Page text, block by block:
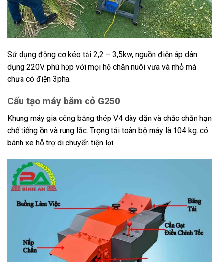
Sử dụng động cơ kéo tải 2,2 – 3,5kw, nguồn điện áp dân
dụng 220V, phù hợp với mọi hộ chăn nuôi vừa và nhỏ mà
chưa có điện 3pha.
Cấu tạo máy băm cỏ G250
Khung máy gia công bằng thép V4 dày dặn và chắc chắn hạn
chế tiếng ồn và rung lắc. Trọng tải toàn bộ máy là 104 kg, có
bánh xe hỗ trợ di chuyển tiện lợi